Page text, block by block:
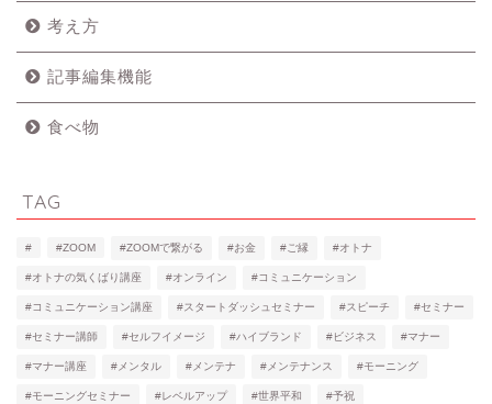
考え方
記事編集機能
食べ物
TAG
# #ZOOM #ZOOMで繋がる #お金 #ご縁 #オトナ
#オトナの気くばり講座 #オンライン #コミュニケーション
#コミュニケーション講座 #スタートダッシュセミナー #スピーチ #セミナー
#セミナー講師 #セルフイメージ #ハイブランド #ビジネス #マナー
#マナー講座 #メンタル #メンテナ #メンテナンス #モーニング
#モーニングセミナー #レベルアップ #世界平和 #予祝